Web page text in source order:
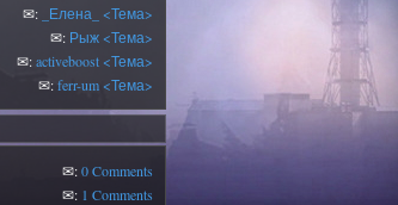
✉: _Елена_
<Тема>
✉: Рыж <Тема>
✉:activeboost <Тема>
✉:ferr-um <Тема>
✉:0 Comments
✉: 1 Comments